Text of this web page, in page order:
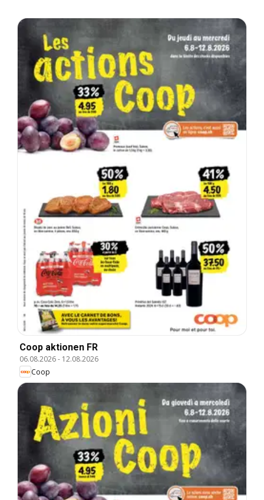
Coop aktionen FR
06.08.2026- 12.08.2026
Coop